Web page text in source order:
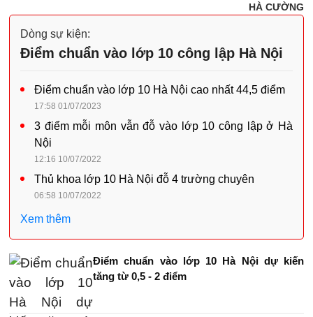
HÀ CƯỜNG
Dòng sự kiện:
Điểm chuẩn vào lớp 10 công lập Hà Nội
Điểm chuẩn vào lớp 10 Hà Nội cao nhất 44,5 điểm
17:58 01/07/2023
3 điểm mỗi môn vẫn đỗ vào lớp 10 công lập ở Hà
Nội
12:16 10/07/2022
Thủ khoa lớp 10 Hà Nội đỗ 4 trường chuyên
06:58 10/07/2022
Xem thêm
Điểm chuẩn vào lớp 10 Hà Nội dự kiến
tăng từ 0,5 - 2 điểm